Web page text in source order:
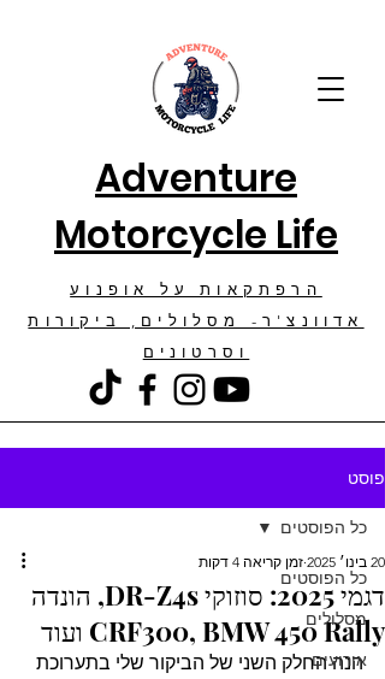
Adventure
Motorcycle Life
הרפתקאות על אופנוע
אדוונצ'ר- מסלולים, ביקורות
וסרטונים
פוסט
כל הפוסטים
מסלולים
אירועים
כל הפוסטים
דגמי 2025: סוזוקי DR-Z4s, הונדה
CRF300, BMW 450 Rally ועוד
20 בינו׳ 2025 זמן קריאה 4 דקות
הנה החלק השני של הביקור שלי בתערוכת